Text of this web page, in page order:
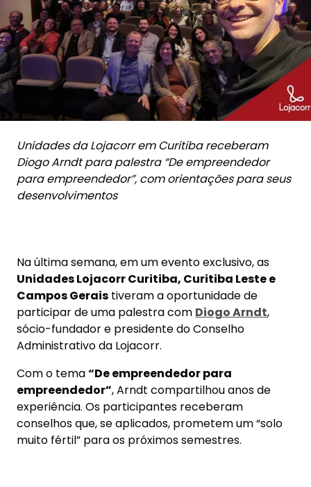
Unidades da Lojacorr em Curitiba receberam
Diogo Arndt para palestra “De empreendedor
para empreendedor”, com orientações para seus
desenvolvimentos
Na última semana, em um evento exclusivo, as
Unidades Lojacorr Curitiba, Curitiba Leste e
Campos Geraistiveram a oportunidade de
participar de uma palestra comDiogo Arndt ,
sócio-fundador e presidente do Conselho
empreendedor”
, Arndt compartilhou anos de
experiência. Os participantes receberam
conselhos que, se aplicados, prometem um “solo
muito fértil” para os próximos semestres.
Luiz Ernani Lepchak, diretor da regional Sul da
Lojacorr e presente na palestra, destacou a
relevância do conteúdo: “A fala em que o Diogo
conectou os desafios pessoais às necessidades da
empresa, em um mercado repleto de mudanças,
foi um momento de reflexão não somente a mim,
mas a todos os presentes, bem como, inspirador e
despertando insights, como se fosse uma luz